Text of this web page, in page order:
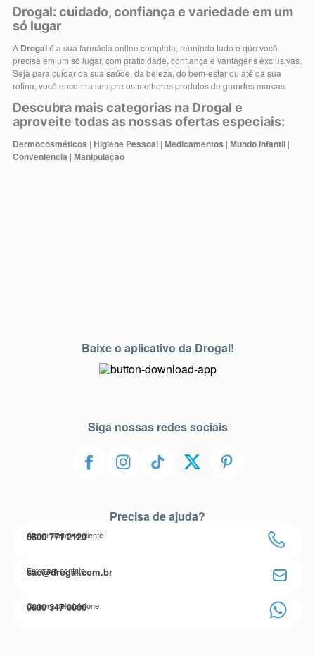
Drogal: cuidado, confiança e variedade em um
só lugar
A Drogalé a sua farmácia online completa, reunindo tudo o que você
precisa em um só lugar, com praticidade, confiança e vantagens exclusivas.
Seja para cuidar da sua saúde, da beleza, do bem-estar ou até da sua
rotina, você encontra sempre os melhores produtos de grandes marcas.
Descubra mais categorias na Drogal e
aproveite todas as nossas ofertas especiais:
Dermocosméticos | Higiene Pessoal| Medicamentos | Mundo Infantil|
Conveniência | Manipulação
Baixe o aplicativo da Drogal!
Siga nossas redes sociais
Precisa de ajuda?
Atendimento ao cliente
0800 771 2120
Entre em contato
sac@drogal.com.br
Compre pelo telefone
0800 347 0000